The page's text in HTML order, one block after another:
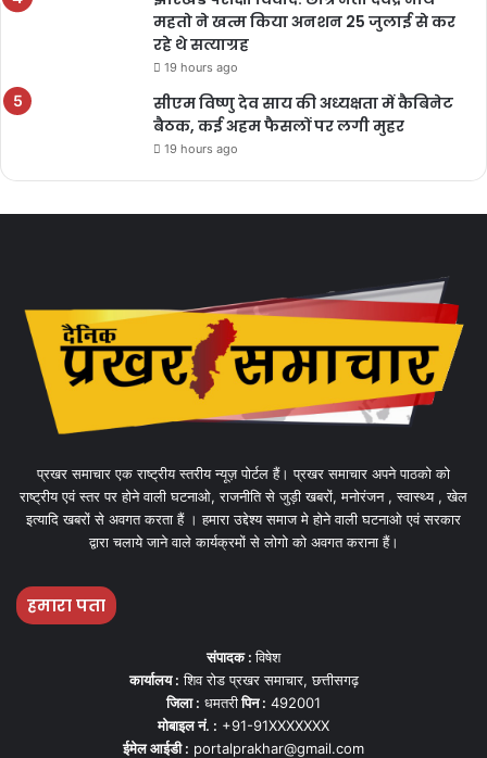
महतो ने खत्म किया अनशन 25 जुलाई से कर
रहे थे सत्याग्रह
19 hours ago
सीएम विष्णु देव साय की अध्यक्षता में कैबिनेट
बैठक, कई अहम फैसलों पर लगी मुहर
19 hours ago
प्रखर समाचार एक राष्ट्रीय स्तरीय न्यूज़ पोर्टल हैं। प्रखर समाचार अपने पाठको को
राष्ट्रीय एवं स्तर पर होने वाली घटनाओ, राजनीति से जुड़ी खबरों, मनोरंजन , स्वास्थ्य , खेल
इत्यादि खबरों से अवगत करता हैं । हमारा उद्देश्य समाज मे होने वाली घटनाओ एवं सरकार
द्वारा चलाये जाने वाले कार्यक्रमों से लोगो को अवगत कराना हैं।
हमारा पता
संपादक :विषेश
कार्यालय : शिव रोड प्रखर समाचार, छत्तीसगढ़
जिला : धमतरीपिन : 492001
मोबाइल नं. : +91-91XXXXXXX
ईमेल आईडी : portalprakhar@gmail.com